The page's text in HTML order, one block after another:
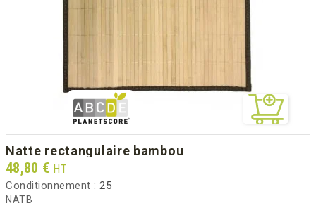
natte rectangulaire bambou
Prix
48,80 € HT
Conditionnement : 25
NATB